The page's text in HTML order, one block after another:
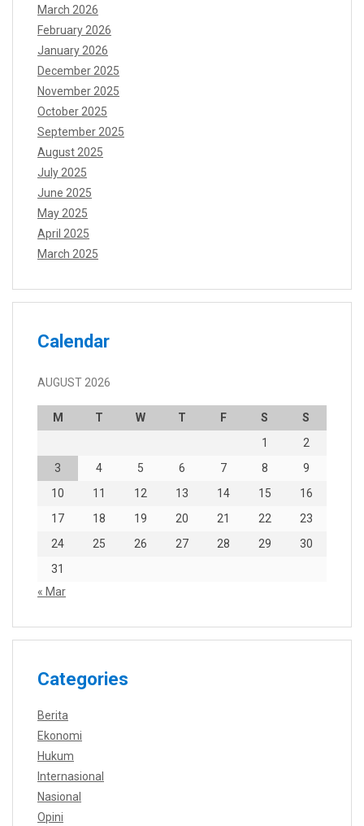
March 2026
February 2026
January 2026
December 2025
November 2025
October 2025
September 2025
August 2025
July 2025
June 2025
May 2025
April 2025
March 2025
Calendar
AUGUST 2026
M T W T F S
S
1
2
3
4 5 6 7 8
9
10
11 12 13 14 15
16
17
18 19 20 21 22
23
24
25 26 27 28 29
30
31
« Mar
Categories
Berita
Ekonomi
Hukum
Internasional
Nasional
Opini